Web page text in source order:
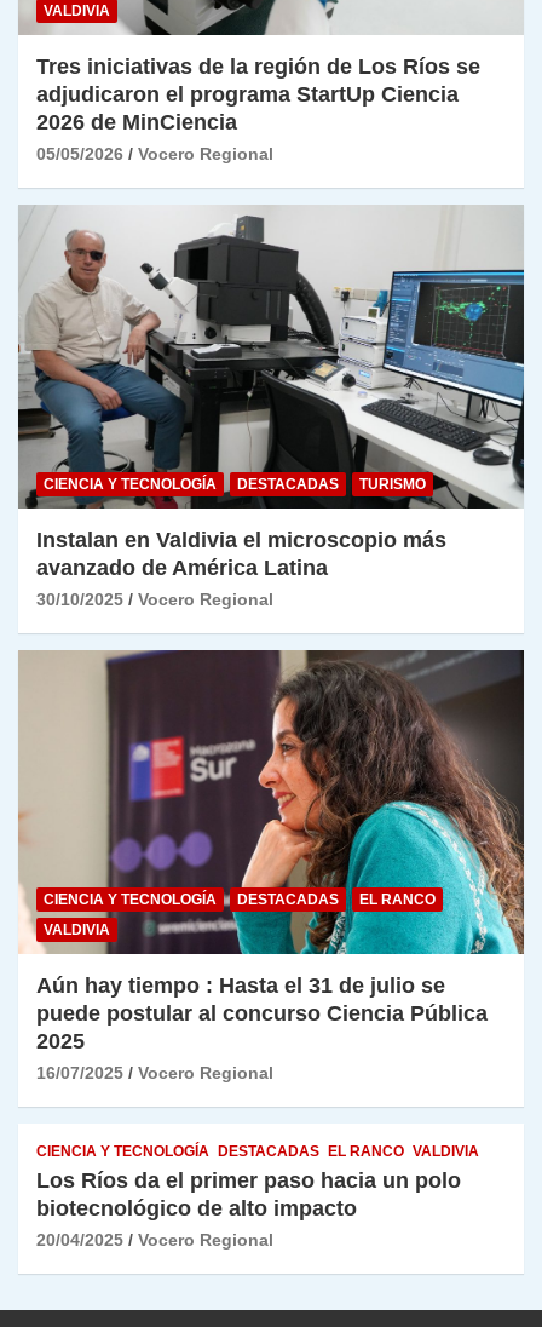
VALDIVIA
Tres iniciativas de la región de Los Ríos se
adjudicaron el programa StartUp Ciencia
2026 de MinCiencia
05/05/2026 Vocero Regional
CIENCIA Y TECNOLOGÍA DESTACADAS TURISMO
Instalan en Valdivia el microscopio más
avanzado de América Latina
30/10/2025 Vocero Regional
CIENCIA Y TECNOLOGÍA DESTACADAS
EL RANCO
VALDIVIA
Aún hay tiempo : Hasta el 31 de julio se
puede postular al concurso Ciencia Pública
2025
16/07/2025 Vocero Regional
CIENCIA Y TECNOLOGÍA DESTACADAS EL RANCO VALDIVIA
Los Ríos da el primer paso hacia un polo
biotecnológico de alto impacto
20/04/2025 Vocero Regional